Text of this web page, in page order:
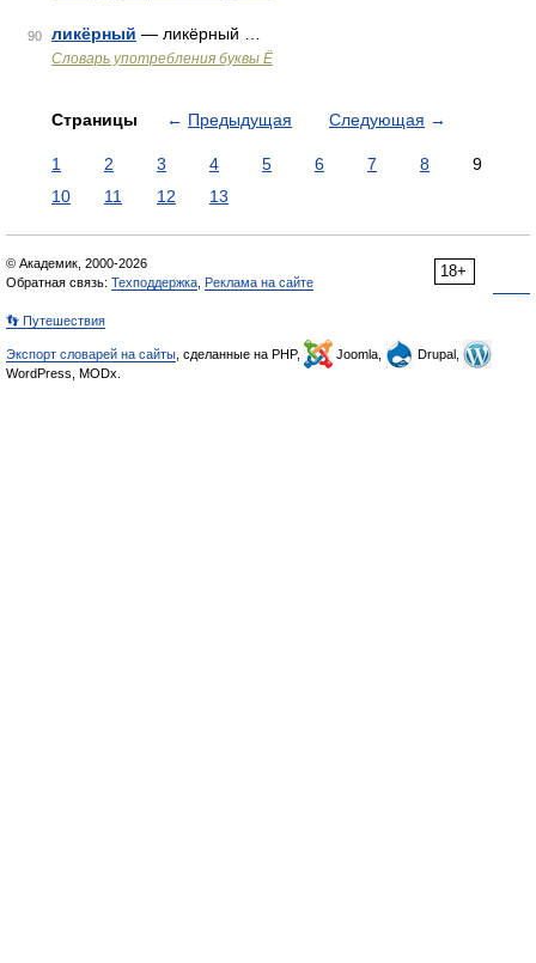
90 ликёрный — ликёрный …
Словарь употребления буквы Ё
Страницы ← Предыдущая Следующая →
1 2 3 4 5 6 7 8
9
10
11 12 13
18+
© Академик, 2000-2026
Обратная связь: Техподдержка Реклама на сайте
👣 Путешествия
Экспорт словарей на сайты , сделанные на PHP, Joomla,
Drupal,
WordPress, MODx.